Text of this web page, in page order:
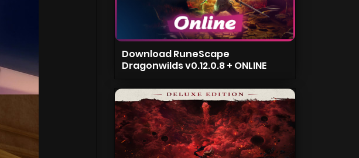
Download RuneScape
Dragonwilds v0.12.0.8 + ONLINE